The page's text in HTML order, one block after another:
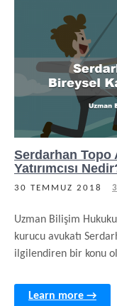
Serdarhan Topo
Yatırımcısı
30 TEMMUZ 2018
Uzman Bilişim
kurucu avukatı
ilgilendiren bir konu
Learn more →